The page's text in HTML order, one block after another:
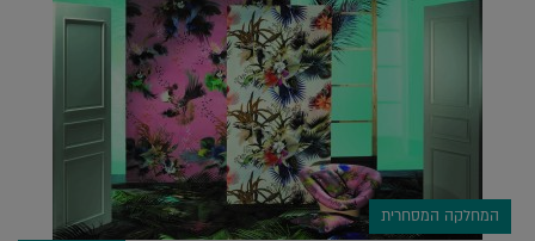
המחלקה המסחרית